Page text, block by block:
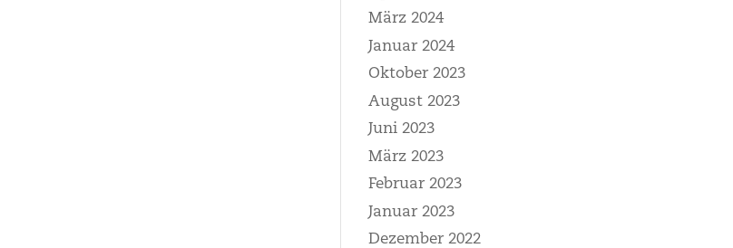
März 2024
Januar 2024
Oktober 2023
August 2023
Juni 2023
März 2023
Februar 2023
Januar 2023
Dezember 2022